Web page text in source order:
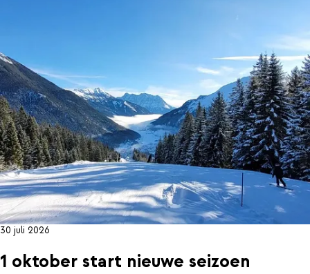
30 juli 2026
1 oktober start nieuwe seizoen